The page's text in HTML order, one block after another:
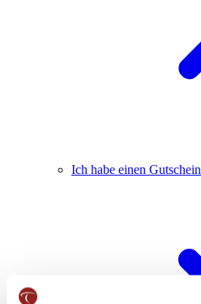
Ich habe einen Gutschein